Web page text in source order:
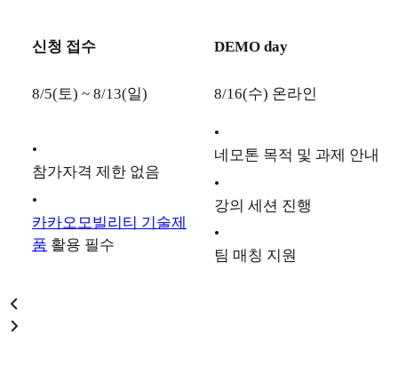
신청 접수 DEMO day
8/5(토) ~ 8/13(일) 8/16(수) 온라인
•
참가자격 제한 없음
•
카카오모빌리티 기술제
품 활용 필수
•
네모톤 목적 및 과제 안내
•
강의 세션 진행
•
팀 매칭 지원